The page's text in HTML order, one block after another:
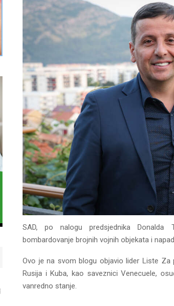
SAD, po nalogu predsjednika Donalda
bombardovanje brojnih vojnih objekata i
Ovo je na svom blogu objavio lider Liste Za
Rusija i Kuba, kao saveznici Venecuele,
vanredno stanje.